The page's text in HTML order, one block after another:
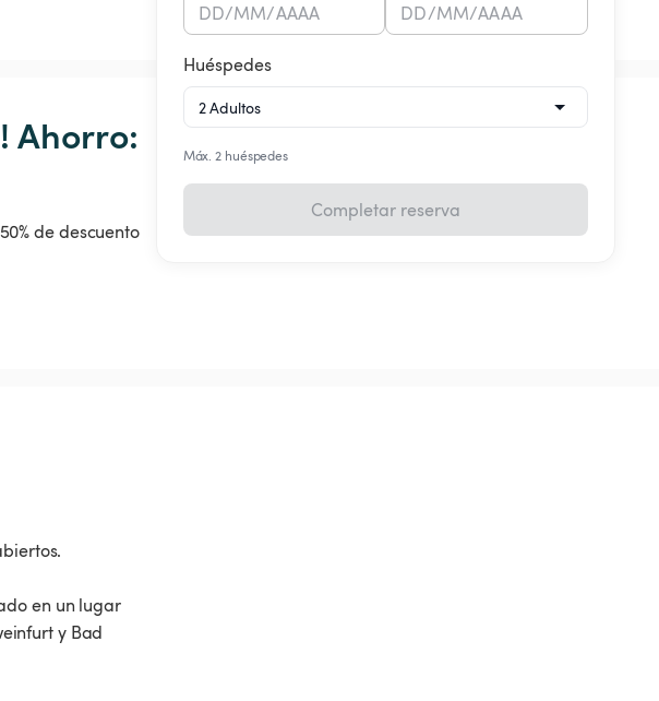
DD/MM/AAAA
DD/MM/AAAA
Huéspedes
Máx. 2 huéspedes
Completar reserva
Ahorro:
de descuento
en un lugar
y Bad